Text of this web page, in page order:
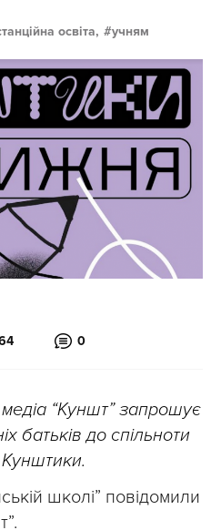
освіта, учням
0
“Куншт” запрошує
батьків до спільноти
школі” повідомили